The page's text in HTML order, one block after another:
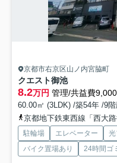
京都市右京区山ノ内宮脇町
クエスト御池
8.2万円 管理/共益費
60.00㎡ (3LDK) /築54年 /9階
京都地下鉄東西線「西大
駐輪場 エレベーター 光
バイク置場あり
24時間ゴ